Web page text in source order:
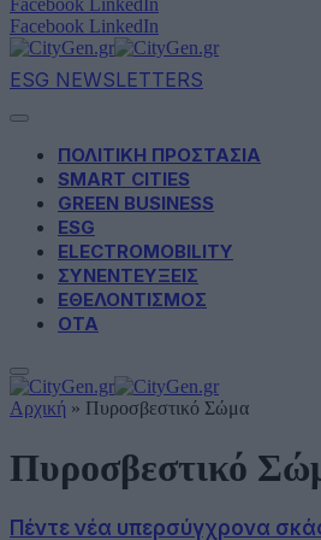
Facebook LinkedIn
Facebook LinkedIn
ESG NEWSLETTERS
ΠΟΛΙΤΙΚΗ ΠΡΟΣΤΑΣΙΑ
SMART CITIES
GREEN BUSINESS
ESG
ELECTROMOBILITY
ΣΥΝΕΝΤΕΥΞΕΙΣ
ΕΘΕΛΟΝΤΙΣΜΟΣ
ΟΤΑ
Αρχική » Πυροσβεστικό Σώμα
Πυροσβεστικό
Πέντε νέα υπερσύγχρονα